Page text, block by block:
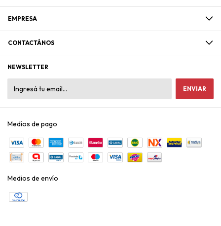
EMPRESA
CONTACTÁNOS
NEWSLETTER
Medios de pago
Medios de envío